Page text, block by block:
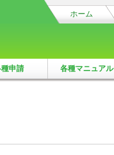
ホーム
申請 各種マニュアル